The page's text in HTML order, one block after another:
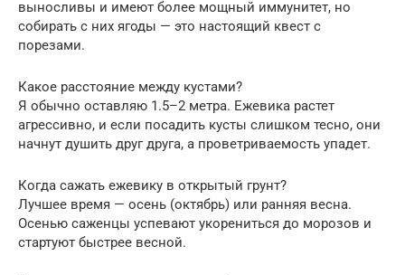
выносливы и имеют более мощный иммунитет, но
собирать с них ягоды — это настоящий квест с
порезами.
Какое расстояние между кустами?
Я обычно оставляю 1.5–2 метра. Ежевика растет
агрессивно, и если посадить кусты слишком тесно, они
начнут душить друг друга, а проветриваемость упадет.
Когда сажать ежевику в открытый грунт?
Лучшее время — осень (октябрь) или ранняя весна.
Осенью саженцы успевают укорениться до морозов и
стартуют быстрее весной.